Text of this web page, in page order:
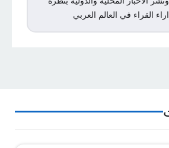
اراء القراء في العالم العربي